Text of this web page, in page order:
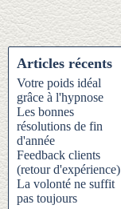
Articles récents
Votre poids idéal
grâce à l'hypnose
Les bonnes
résolutions de fin
d'année
Feedback clients
(retour d'expérience)
La volonté ne suffit
pas toujours